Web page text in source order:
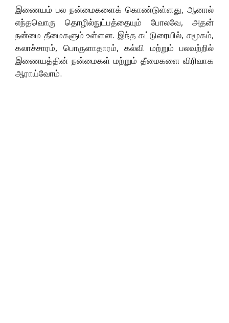
இணையம் பல நன்மைகளைக் கொண்டுள்ளது, ஆனால்
எந்தவொரு தொழில்நுட்பத்தையும் போலவே, அதன்
நன்மை தீமைகளும் உள்ளன. இந்த கட்டுரையில், சமூகம்,
கலாச்சாரம், பொருளாதாரம், கல்வி மற்றும் பலவற்றில்
இணையத்தின் நன்மைகள் மற்றும் தீமைகளை விரிவாக
ஆராய்வோம்.